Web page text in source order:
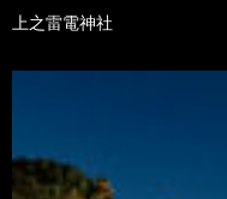
上之雷電神社